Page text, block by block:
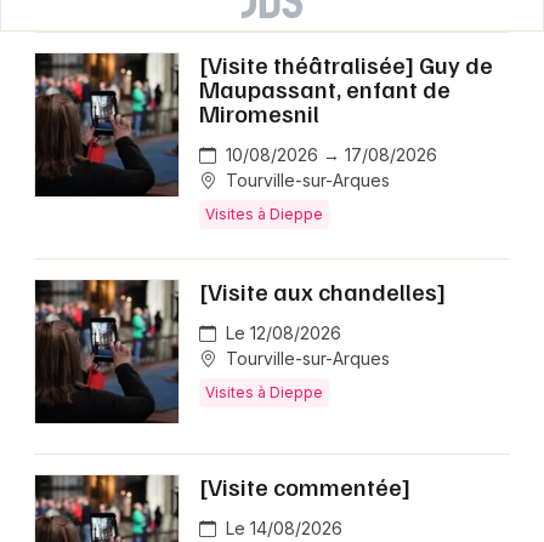
[Visite théâtralisée] Guy de
Maupassant, enfant de
Miromesnil
10/08/2026 → 17/08/2026
Tourville-sur-Arques
Visites à Dieppe
[Visite aux chandelles]
Le 12/08/2026
Tourville-sur-Arques
Visites à Dieppe
[Visite commentée]
Le 14/08/2026